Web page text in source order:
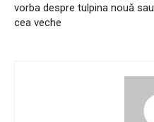
vorba despre tulpina nouă sau
cea veche